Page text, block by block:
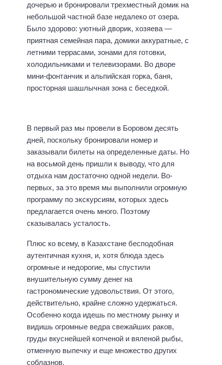
дочерью и бронировали трехместный домик на
небольшой частной базе недалеко от озера.
Было здорово: уютный дворик, хозяева —
приятная семейная пара, домики аккуратные, с
летними террасами, зонами для готовки,
холодильниками и телевизорами. Во дворе
мини-фонтанчик и альпийская горка, баня,
просторная шашлычная зона с беседкой.
В первый раз мы провели в Боровом десять
дней, поскольку бронировали номер и
заказывали билеты на определенные даты. Но
на восьмой день пришли к выводу, что для
отдыха нам достаточно одной недели. Во-
первых, за это время мы выполнили огромную
программу по экскурсиям, которых здесь
предлагается очень много. Поэтому
сказывалась усталость.
Плюс ко всему, в Казахстане бесподобная
аутентичная кухня, и, хотя блюда здесь
огромные и недорогие, мы спустили
внушительную сумму денег на
гастрономические удовольствия. От этого,
действительно, крайне сложно удержаться.
Особенно когда идешь по местному рынку и
видишь огромные ведра свежайших раков,
груды вкуснейшей копченой и вяленой рыбы,
отменную выпечку и еще множество других
соблазнов.